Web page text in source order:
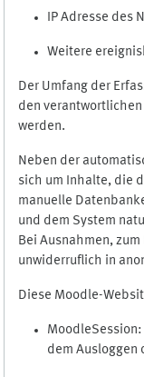
IP Adresse des
Weitere
Der Umfang der
den
werden.
Neben der
sich um Inhalte, die
manuelle
und dem System
Bei Ausnahmen,
unwiderruflich in
Diese Moodle-
dem Ausloggen